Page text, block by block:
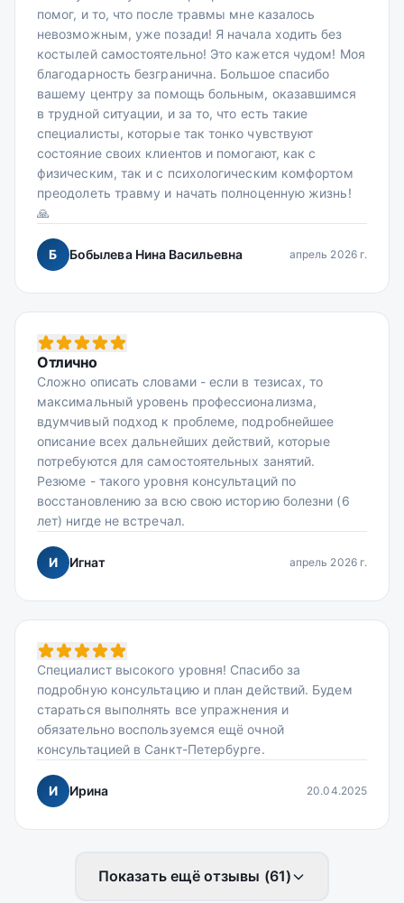
помог, и то, что после травмы мне казалось
невозможным, уже позади! Я начала ходить без
костылей самостоятельно! Это кажется чудом! Моя
благодарность безгранична. Большое спасибо
вашему центру за помощь больным, оказавшимся
в трудной ситуации, и за то, что есть такие
специалисты, которые так тонко чувствуют
состояние своих клиентов и помогают, как с
физическим, так и с психологическим комфортом
преодолеть травму и начать полноценную жизнь!
🙏
Б Бобылева Нина Васильевна апрель 2026 г.
Отлично
Сложно описать словами - если в тезисах, то
максимальный уровень профессионализма,
вдумчивый подход к проблеме, подробнейшее
описание всех дальнейших действий, которые
потребуются для самостоятельных занятий.
Резюме - такого уровня консультаций по
восстановлению за всю свою историю болезни (6
лет) нигде не встречал.
И Игнат апрель 2026 г.
Специалист высокого уровня! Спасибо за
подробную консультацию и план действий. Будем
стараться выполнять все упражнения и
обязательно воспользуемся ещё очной
консультацией в Санкт-Петербурге.
И Ирина 20.04.2025
Показать ещё отзывы (61)